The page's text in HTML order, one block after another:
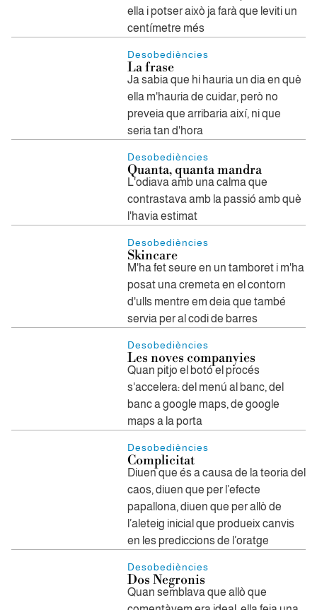
ella i potser això ja farà que leviti un
centímetre més
Desobediències
La frase
Ja sabia que hi hauria un dia en què
ella m'hauria de cuidar, però no
preveia que arribaria així, ni que
seria tan d'hora
Desobediències
Quanta, quanta mandra
L'odiava amb una calma que
contrastava amb la passió amb què
l'havia estimat
Desobediències
Skincare
M'ha fet seure en un tamboret i m'ha
posat una cremeta en el contorn
d'ulls mentre em deia que també
servia per al codi de barres
Desobediències
Les noves companyies
Quan pitjo el botó el procés
s'accelera: del menú al banc, del
banc a google maps, de google
maps a la porta
Desobediències
Complicitat
Diuen que és a causa de la teoria del
caos, diuen que per l’efecte
papallona, diuen que per allò de
l’aleteig inicial que produeix canvis
en les prediccions de l’oratge
Desobediències
Dos Negronis
Quan semblava que allò que